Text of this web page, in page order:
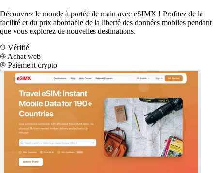
Découvrez le monde à portée de main avec eSIMX ! Profitez de la
facilité et du prix abordable de la liberté des données mobiles pendant
que vous explorez de nouvelles destinations.
Vérifié
Achat web
Paiement crypto